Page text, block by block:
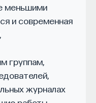
меньшими
и современная
группам,
журналах
управляют
биографии
русской
синтеза
и европейских
опыт российского
Сперанского,